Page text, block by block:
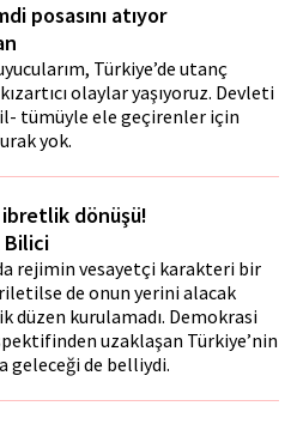
posasını atıyor
Türkiye’de utanç
olaylar yaşıyoruz. Devleti
tümüyle ele geçirenler için
yok.
ibretlik dönüşü!
Bilici
rejimin vesayetçi karakteri bir
de onun yerini alacak
düzen kurulamadı. Demokrasi
uzaklaşan Türkiye’nin
geleceği de belliydi.